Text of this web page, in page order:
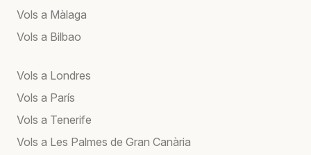
Vols a Màlaga
Vols a Bilbao
Vols a Londres
Vols a París
Vols a Tenerife
Vols a Les Palmes de Gran Canària